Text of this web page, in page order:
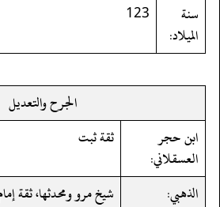
سنة
الميلاد:
123
الجرح والتعديل
ابن حجر
العسقلاني:
ثقة ثبت
الذهبي:
شيخ مرو ومحدثها، ثقة